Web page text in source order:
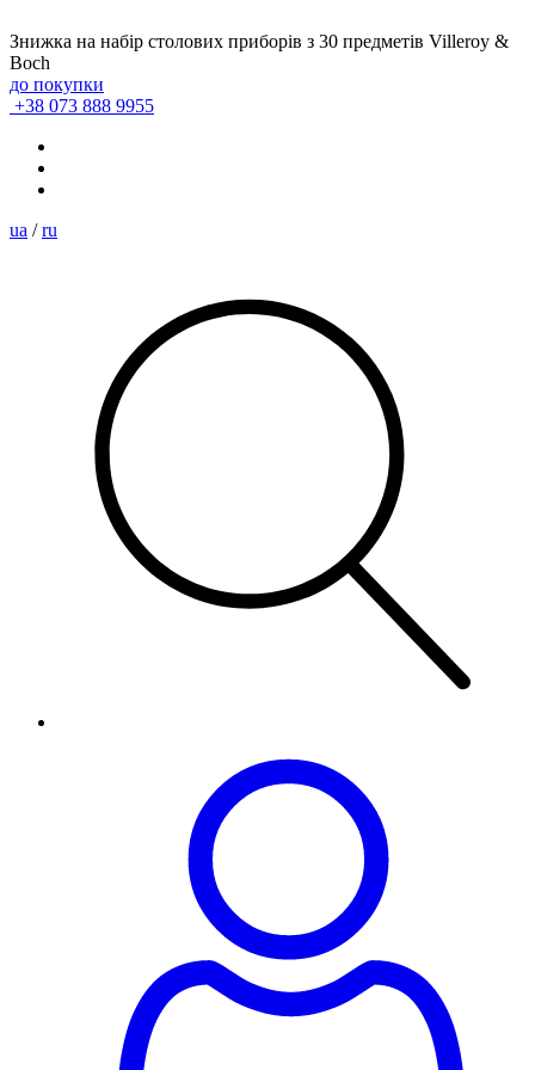
Знижка на набір столових приборів з 30 предметів Villeroy &
Boch
до покупки
+38 073 888 9955
ua / ru